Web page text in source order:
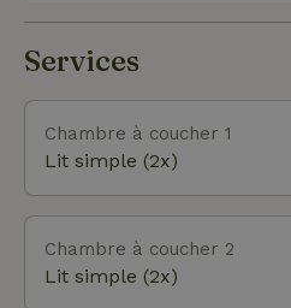
cyclisme avec beaucoup
des dunes et de la plage.
Services
Chambre à coucher 1
Lit simple (2x)
Chambre à coucher 2
Lit simple (2x)